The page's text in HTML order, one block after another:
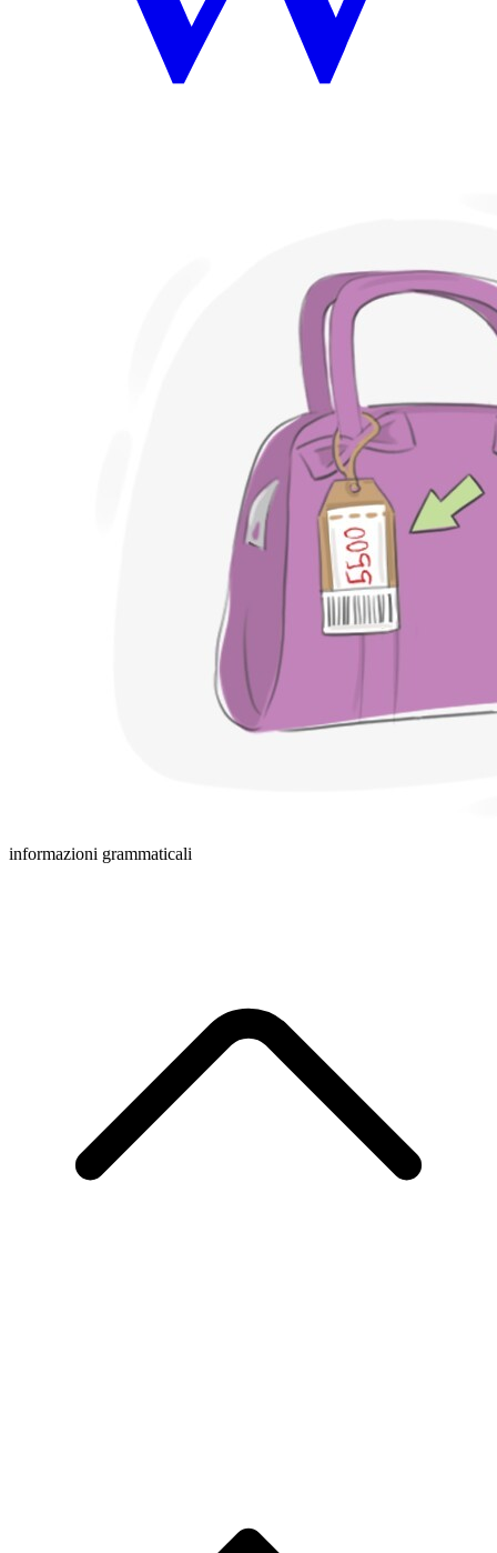
informazioni grammaticali